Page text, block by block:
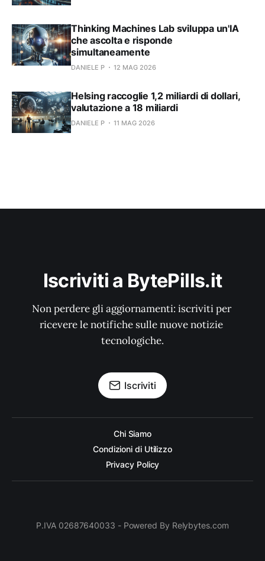
Thinking Machines Lab sviluppa un'IA
che ascolta e risponde
simultaneamente
DANIELE P 12 MAG 2026
Helsing raccoglie 1,2 miliardi di dollari,
valutazione a 18 miliardi
DANIELE P 11 MAG 2026
Iscriviti a BytePills.it
Non perdere gli aggiornamenti: iscriviti per
ricevere le notifiche sulle nuove notizie
tecnologiche.
Iscriviti
Chi Siamo
Condizioni di Utilizzo
Privacy Policy
P.IVA 02687640033 - Powered By Relybytes.com